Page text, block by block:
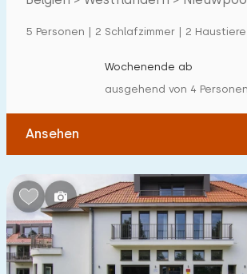
€ 0 — € 1000+
Schlafzimmern:
1 4 5
5 Personen | 2 Schlafzimmer | 2 Haustiere
Wochenende ab
ausgehend von 4 Personen
Ansehen